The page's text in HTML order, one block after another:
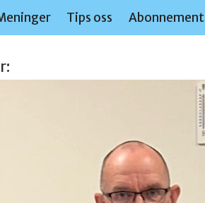
Tips oss Abonnement